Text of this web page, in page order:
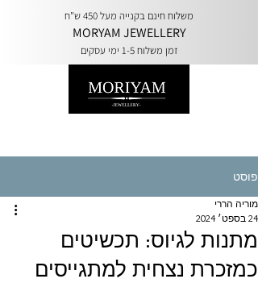
משלוח חינם בקנייה מעל 450 ש"ח
MORYAM JEWELLERY
זמן משלוח 1-5 ימי עסקים
פוסט
מתנות לגיוס: תכשיטים
כמזכרת נצחית למתגייסים
מוריה הררי
24 בספט׳ 2024